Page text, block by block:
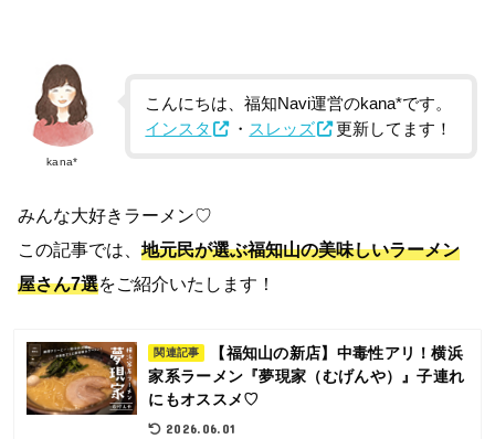
kana*
こんにちは、福知Navi運営のkana*です。
インスタ
・ スレッズ 更新してます！
みんな大好きラーメン♡
この記事では、地元民が選ぶ福知山の美味しいラーメン
屋さん7選をご紹介いたします！
関連記事
【福知山の新店】中毒性アリ！横浜
家系ラーメン『夢現家（むげんや）』子連れ
にもオススメ♡
2026.06.01